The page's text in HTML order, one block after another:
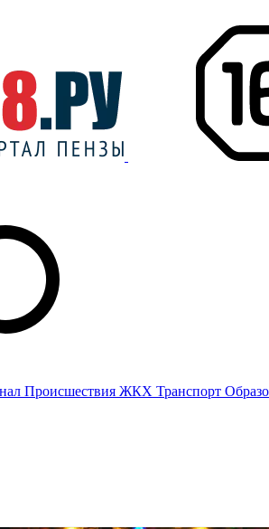
Происшествия ЖКХ Транспорт